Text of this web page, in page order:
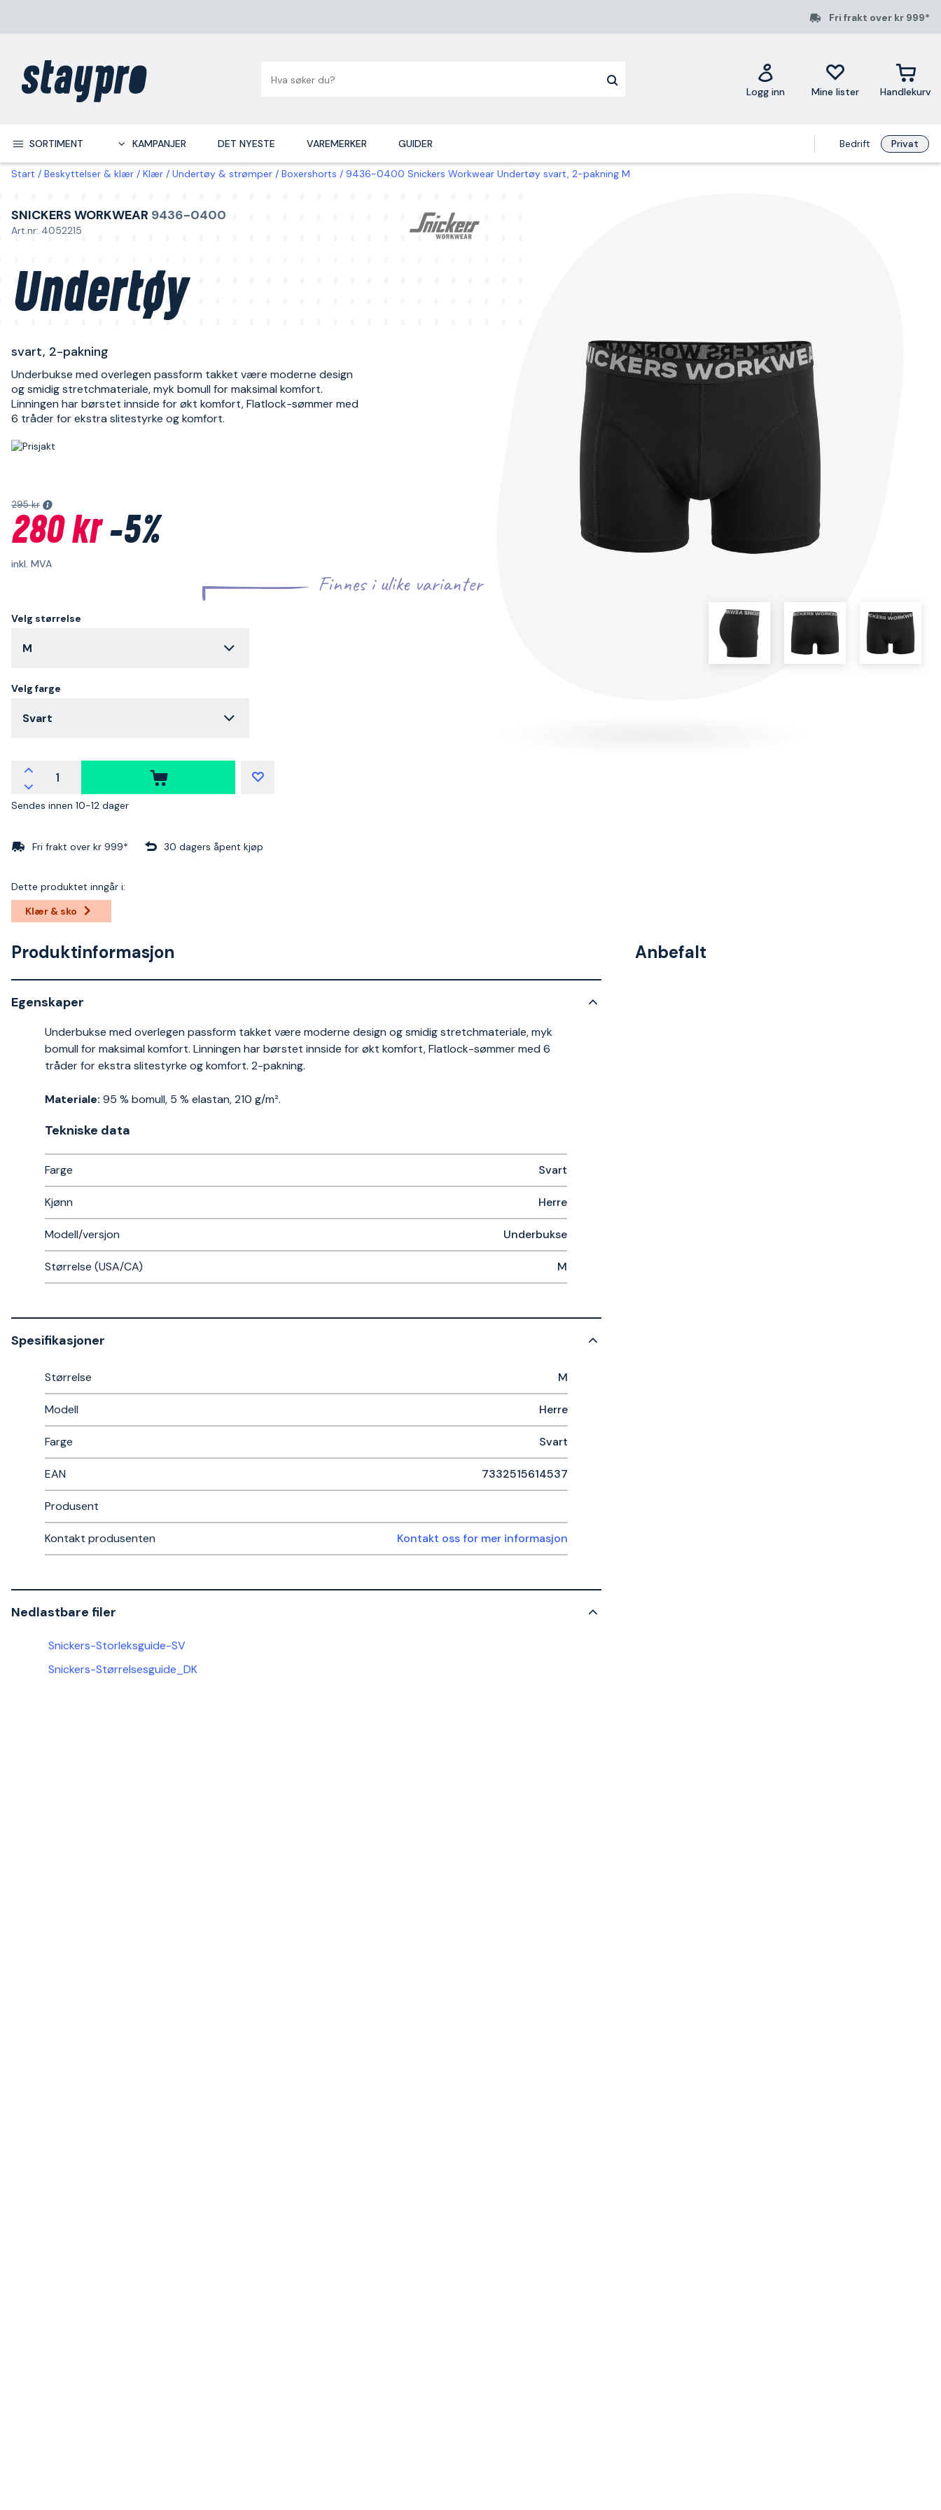
Fri frakt over kr 999*
Logg inn Mine lister Handlekurv
SORTIMENT KAMPANJER DET NYESTE VAREMERKER GUIDER Bedrift Privat
Start Beskyttelser & klær Klær Undertøy & strømper Boxershorts 9436-0400 Snickers Workwear Undertøy svart, 2-pakning M
SNICKERS WORKWEAR 9436-0400
Art.nr: 4052215
Undertøy
svart, 2-pakning
Underbukse med overlegen passform takket være moderne design
og smidig stretchmateriale, myk bomull for maksimal komfort.
Linningen har børstet innside for økt komfort, Flatlock-sømmer med
6 tråder for ekstra slitestyrke og komfort.
295 kr
280 kr-5%
inkl. MVA
Finnes i ulike varianter
Velg størrelse
M
Velg farge
Svart
Sendes innen 10-12 dager
Fri frakt over kr 999* 30 dagers åpent kjøp
Dette produktet inngår i:
Klær & sko
Produktinformasjon
Egenskaper
Underbukse med overlegen passform takket være moderne design og smidig stretchmateriale, myk
bomull for maksimal komfort. Linningen har børstet innside for økt komfort, Flatlock-sømmer med 6
tråder for ekstra slitestyrke og komfort. 2-pakning.
Materiale: 95 % bomull, 5 % elastan, 210 g/m².
Tekniske data​
Farge Svart
Kjønn Herre
Modell/versjon Underbukse
Størrelse (USA/CA) M
Spesifikasjoner
Størrelse M
Modell Herre
Farge Svart
EAN 7332515614537
Produsent
Kontakt produsenten Kontakt oss for mer informasjon
Nedlastbare filer
Snickers-Storleksguide-SV
Snickers-Størrelsesguide_DK
Anbefalt